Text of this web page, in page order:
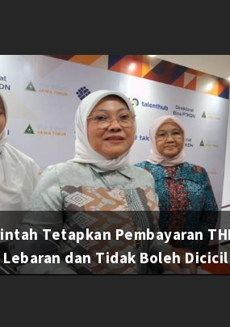
Tetapkan Pembayaran
dan Tidak Boleh Dicicil